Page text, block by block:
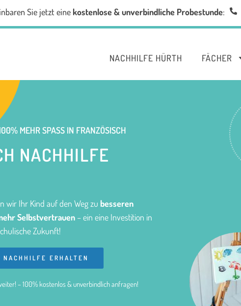
Sie jetzt eine kostenlose & unverbindliche Probestunde:
NACHHILFE HÜRTH FÄCHER
MEHR SPASS IN FRANZÖSISCH
NACHHILFE
wir Ihr Kind auf den Weg zu besseren
Selbstvertrauen – ein eine Investition in
Zukunft!
ERHALTEN
– 100% kostenlos & unverbindlich anfragen!